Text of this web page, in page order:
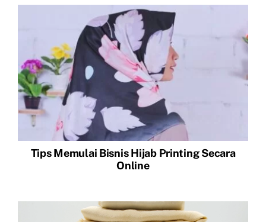
Tips Memulai Bisnis Hijab Printing Secara
Online